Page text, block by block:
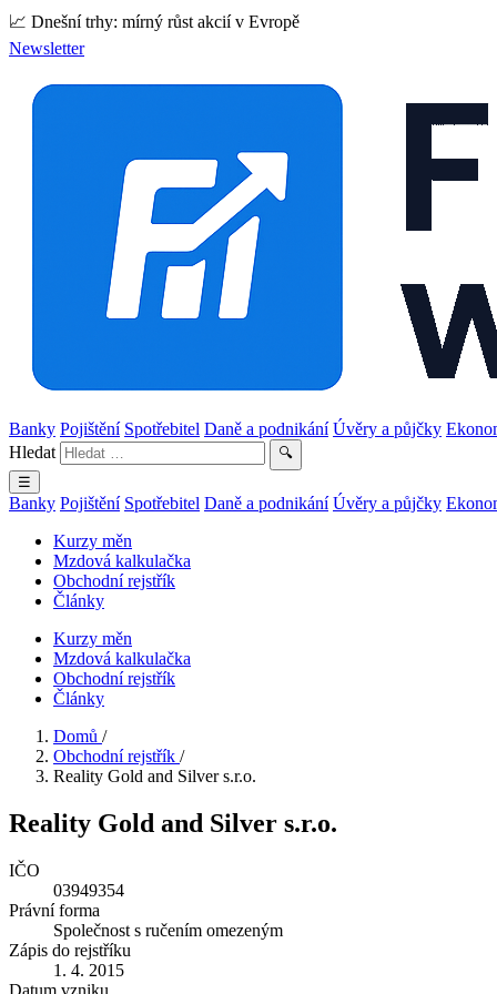
📈 Dnešní trhy: mírný růst akcií v Evropě
Newsletter
Banky Pojištění Spotřebitel Daně a podnikání Úvěry a půjčky
Hledat
🔍
☰
Banky Pojištění Spotřebitel Daně a podnikání Úvěry a půjčky
Kurzy měn
Mzdová kalkulačka
Obchodní rejstřík
Články
Kurzy měn
Mzdová kalkulačka
Obchodní rejstřík
Články
Domů /
Obchodní rejstřík /
Reality Gold and Silver s.r.o.
Reality Gold and Silver s.r.o.
IČO
03949354
Právní forma
Společnost s ručením omezeným
Zápis do rejstříku
1. 4. 2015
Datum vzniku